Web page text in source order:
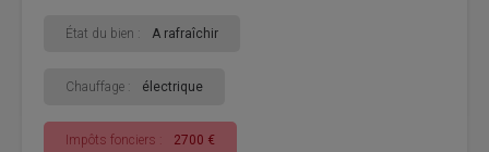
État du bien : A rafraîchir
Chauffage : électrique
Impôts fonciers : 2700 €